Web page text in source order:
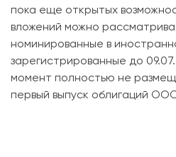
пока еще открытых
вложений можно
номинированные в
зарегистрированные до
момент полностью не
первый выпуск облигаций ООО